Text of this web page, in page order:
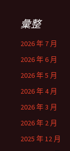
彙整
2026 年 7 月
2026 年 6 月
2026 年 5 月
2026 年 4 月
2026 年 3 月
2026 年 2 月
2025 年 12 月